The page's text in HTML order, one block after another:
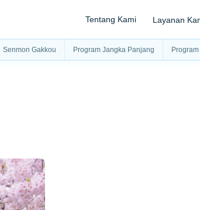
Tentang Kami Layanan
Senmon Gakkou Program Jangka Panjang